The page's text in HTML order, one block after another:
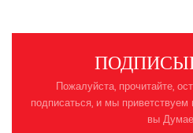
двигатель расположен
утоплен в днище
транспортного средства для
улучшения устойчивости
движения. — Для повышения
эффективности работы и
Пожалуйста, прочитайте,
подписаться, и мы приветствуем
вы